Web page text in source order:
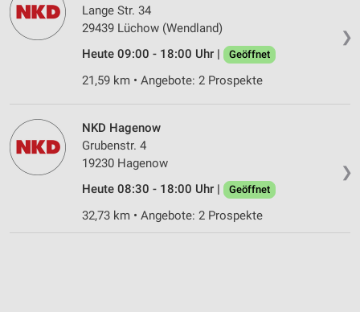
❯
Lange Str. 34
29439 Lüchow (Wendland)
Heute 09:00 - 18:00 Uhr |
Geöffnet
21,59 km • Angebote: 2 Prospekte
❯
NKD Hagenow
Grubenstr. 4
19230 Hagenow
Heute 08:30 - 18:00 Uhr |
Geöffnet
32,73 km • Angebote: 2 Prospekte
Performance